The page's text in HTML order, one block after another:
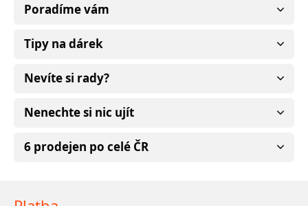
Poradíme vám
Tipy na dárek
Nevíte si rady?
Nenechte si nic ujít
6 prodejen po celé ČR